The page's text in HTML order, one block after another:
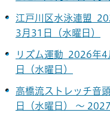
江戸川区水泳連盟
3月31日（水曜日）
リズム運動 2026年4
日（水曜日）
高橋流ストレッチ音
日（水曜日） ～